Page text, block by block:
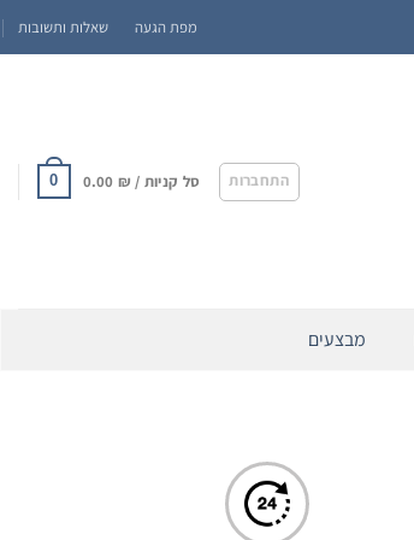
מפת הגעה שאלות ותשובות
התחברות סל קניות / 0.00 ₪
0
מבצעים